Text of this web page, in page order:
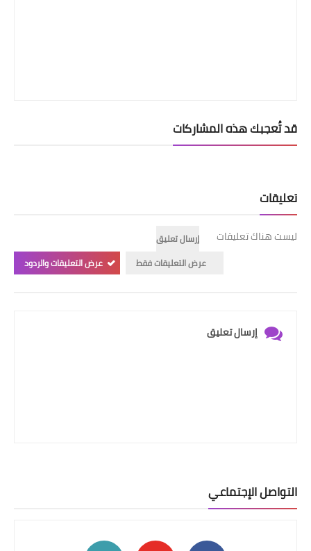
قد تُعجبك هذه المشاركات
تعليقات
ليست هناك تعليقات
إرسال تعليق
عرض التعليقات فقط
عرض التعليقات والردود
إرسال تعليق
التواصل الإجتماعي